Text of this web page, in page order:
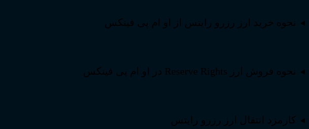
نحوه خرید ارز رزرو رایتس از او ام پی فینکس
نحوه فروش ارز Reserve Rights در او ام پی فینکس
کارمزد انتقال ارز رزرو رایتس